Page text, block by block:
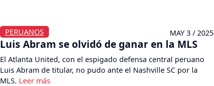
PERUANOS MAY 3 / 2025
Luis Abram se olvidó de ganar en la MLS
El Atlanta United, con el espigado defensa central peruano
Luis Abram de titular, no pudo ante el Nashville SC por la
MLS.